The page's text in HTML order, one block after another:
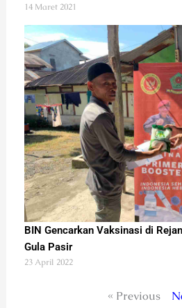
14 Maret 2021
BIN Gencarkan Vaksinasi di
Gula Pasir
23 April 2022
« Previous